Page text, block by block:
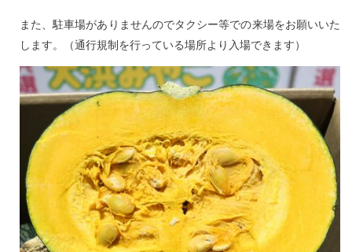
また、駐車場がありませんのでタクシー等での来場をお願いいた
します。（通行規制を行っている場所より入場できます）